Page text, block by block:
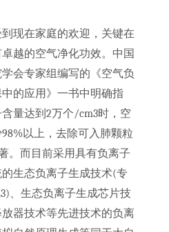
现在家庭的欢迎，关键在
越的空气净化功效。中国
会专家组编写的《空气负
的应用》一书中明确指
量达到2万个/cm3时，空
以上，去除可入肺颗粒
。而目前采用具有负离子
生态负离子生成技术(专
、生态负离子生成芯片技
器技术等先进技术的负离